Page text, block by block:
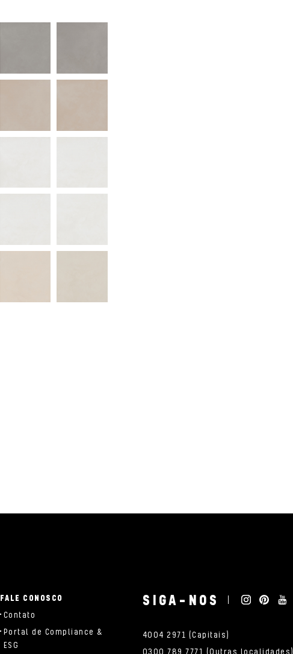
FALE CONOSCO
Contato
Portal de Compliance &
ESG
SIGA-NOS
4004 2971 (Capitais)
0300 789 7771 (Outras localidades)